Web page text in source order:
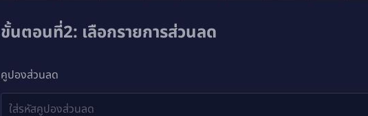
ขั้นตอนที่2: เลือกรายการส่วนลด
คูปองส่วนลด